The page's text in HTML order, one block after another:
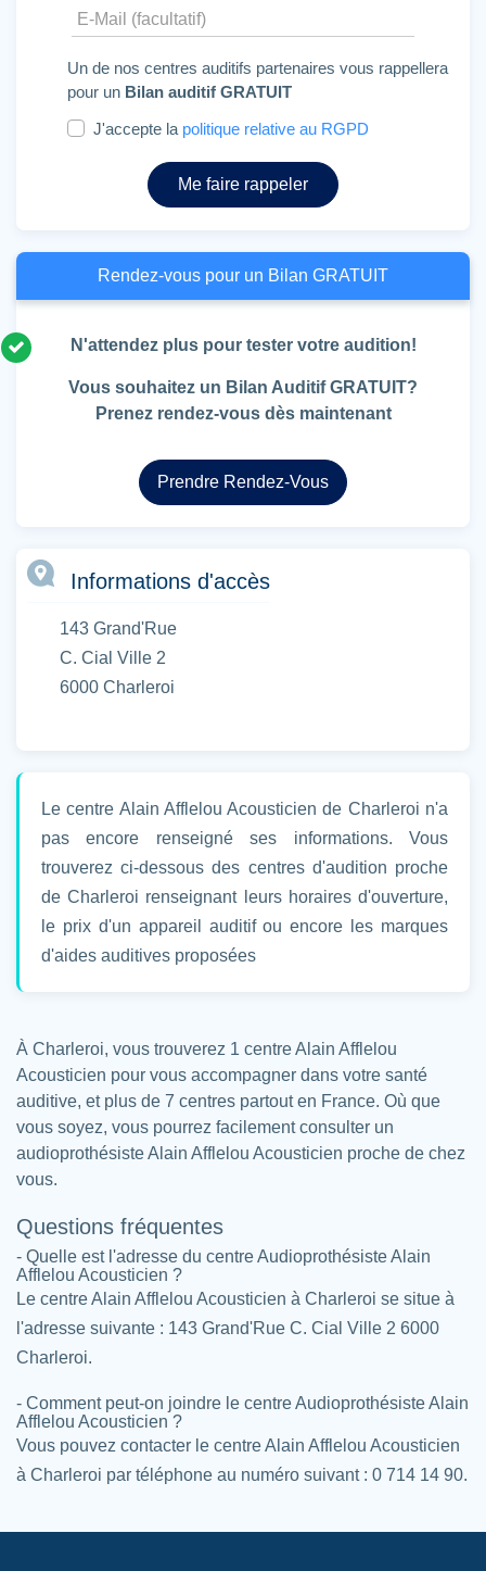
Un de nos centres auditifs partenaires vous rappellera
pour un Bilan auditif GRATUIT
J'accepte la politique relative au RGPD
Me faire rappeler
Rendez-vous pour un Bilan GRATUIT
N'attendez plus pour tester votre audition!
Vous souhaitez un Bilan Auditif GRATUIT?
Prenez rendez-vous dès maintenant
Prendre Rendez-Vous
Informations d'accès
143 Grand'Rue
C. Cial Ville 2
6000 Charleroi
Le centre Alain Afflelou Acousticien de Charleroi n'a
pas encore renseigné ses informations. Vous
trouverez ci-dessous des centres d'audition proche
de Charleroi renseignant leurs horaires d'ouverture,
le prix d'un appareil auditif ou encore les marques
d'aides auditives proposées
À Charleroi, vous trouverez 1 centre Alain Afflelou
Acousticien pour vous accompagner dans votre santé
auditive, et plus de 7 centres partout en France. Où que
vous soyez, vous pourrez facilement consulter un
audioprothésiste Alain Afflelou Acousticien proche de chez
vous.
Questions fréquentes
- Quelle est l'adresse du centre Audioprothésiste Alain
Afflelou Acousticien ?
Le centre Alain Afflelou Acousticien à Charleroi se situe à
l'adresse suivante : 143 Grand'Rue C. Cial Ville 2 6000
Charleroi.
- Comment peut-on joindre le centre Audioprothésiste Alain
Afflelou Acousticien ?
Vous pouvez contacter le centre Alain Afflelou Acousticien
à Charleroi par téléphone au numéro suivant : 0 714 14 90.